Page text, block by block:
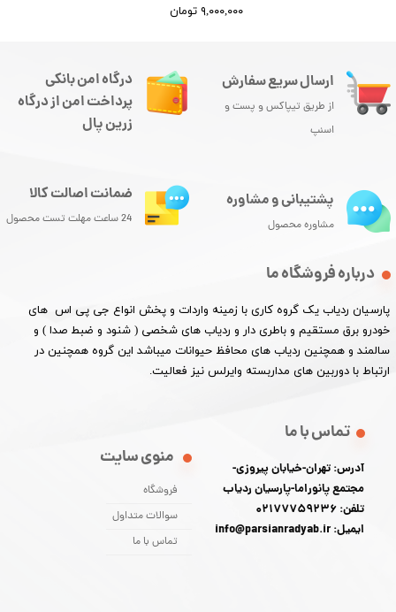
۹,۰۰۰,۰۰۰ تومان
ارسال سریع سفارش
از طریق تیپاکس و پست و
اسنپ
درباره فروشگاه ما
پارسیان ردیاب یک گروه کاری با زمینه واردات و پخش انواع جی پی اس های
خودرو برق مستقیم و باطری دار و ردیاب های شخصی ( شنود و ضبط صدا ) و
سالمند و همچنین ردیاب های محافظ حیوانات میباشد این گروه همچنین در
ارتباط با دوربین های مداربسته وایرلس نیز فعالیت.​​​​​​​
منوی سایت
فروشگاه
سوالات متداول
تماس با ما
تماس با ما
آدرس: تهران-خیابان پیروزی-
مجتمع پانوراما-پارسیان ردیاب
تلفن: 02177759236
ایمیل: info@parsianradyab.ir
درگاه امن بانکی
پرداخت امن از درگاه
زرین پال
پشتیبانی و مشاوره
مشاوره محصول
ضمانت اصالت کالا
24 ساعت مهلت تست محصول